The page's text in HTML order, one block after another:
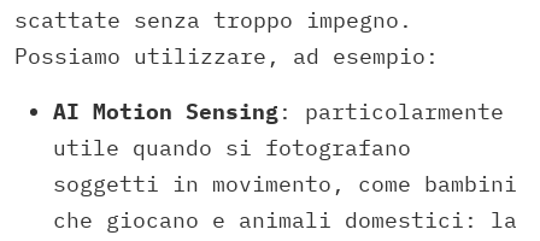
scattate senza troppo impegno.
Possiamo utilizzare, ad esempio:
AI Motion Sensing: particolarmente
utile quando si fotografano
soggetti in movimento, come bambini
che giocano e animali domestici: la